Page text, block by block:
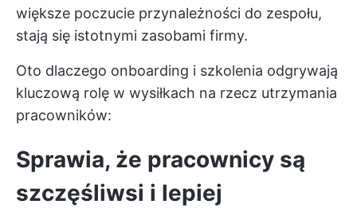
większe poczucie przynależności do zespołu,
stają się istotnymi zasobami firmy.
Oto dlaczego onboarding i szkolenia odgrywają
kluczową rolę w wysiłkach na rzecz utrzymania
pracowników:
Sprawia, że pracownicy są
szczęśliwsi i lepiej